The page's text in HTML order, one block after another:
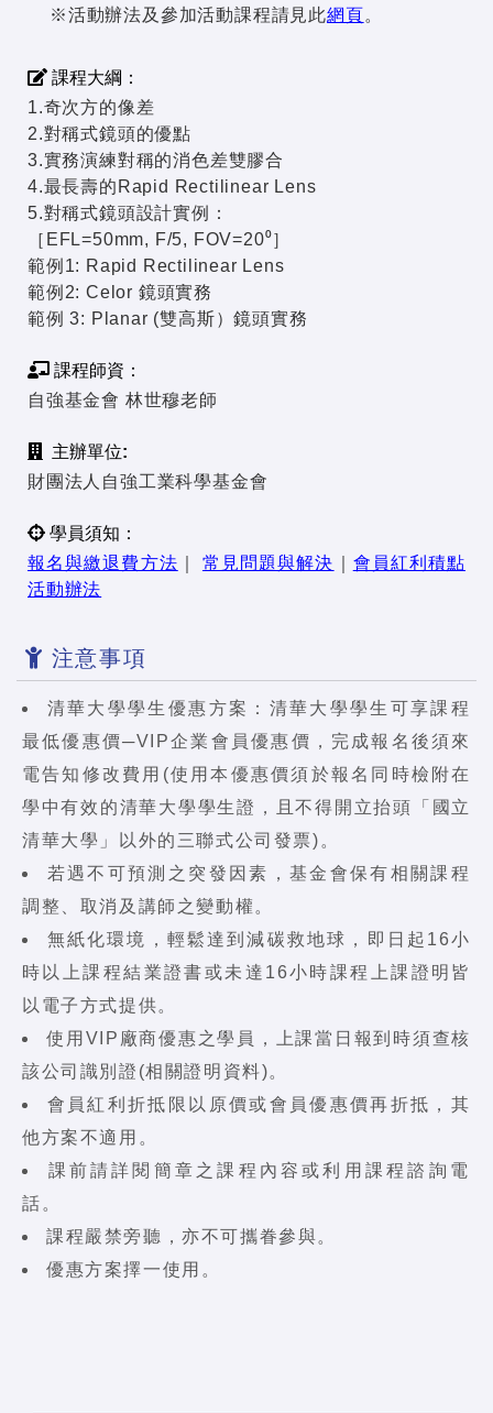
※活動辦法及參加活動課程請見此網頁。
課程大綱：
1.奇次方的像差
2.對稱式鏡頭的優點
3.實務演練對稱的消色差雙膠合
4.最長壽的Rapid Rectilinear Lens
5.對稱式鏡頭設計實例：
［EFL=50mm, F/5, FOV=20⁰］
範例1: Rapid Rectilinear Lens
範例2: Celor 鏡頭實務
範例 3: Planar (雙高斯）鏡頭實務
課程師資：
自強基金會 林世穆老師
主辦單位:
財團法人自強工業科學基金會
學員須知：
報名與繳退費方法
常見問題與解決
會員紅利積點
活動辦法
注意事項
清華大學學生優惠方案：清華大學學生可享課程
最低優惠價─VIP企業會員優惠價，完成報名後須來
電告知修改費用(使用本優惠價須於報名同時檢附在
學中有效的清華大學學生證，且不得開立抬頭「國立
清華大學」以外的三聯式公司發票)。
若遇不可預測之突發因素，基金會保有相關課程
調整、取消及講師之變動權。
無紙化環境，輕鬆達到減碳救地球，即日起16小
時以上課程結業證書或未達16小時課程上課證明皆
以電子方式提供。
使用VIP廠商優惠之學員，上課當日報到時須查核
該公司識別證(相關證明資料)。
會員紅利折抵限以原價或會員優惠價再折抵，其
他方案不適用。
課前請詳閱簡章之課程內容或利用課程諮詢電
話。
課程嚴禁旁聽，亦不可攜眷參與。
優惠方案擇一使用。